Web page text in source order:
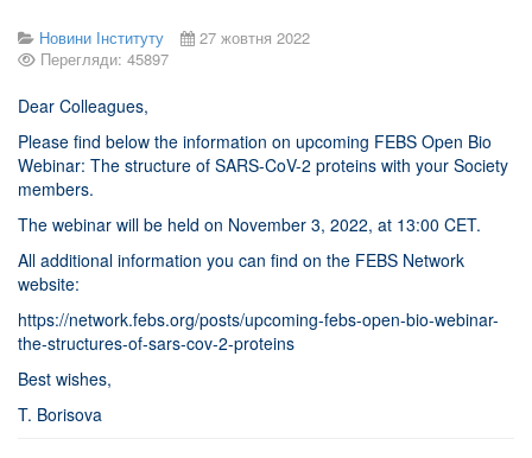
Новини Інституту
27 жовтня 2022
Перегляди: 45897
Dear Colleagues,
Please find below the information on upcoming FEBS Open Bio
Webinar: The structure of SARS-CoV-2 proteins with your Society
members.
The webinar will be held on November 3, 2022, at 13:00 CET.
All additional information you can find on the FEBS Network
website:
https://network.febs.org/posts/upcoming-febs-open-bio-webinar-
the-structures-of-sars-cov-2-proteins
Best wishes,
T. Borisova